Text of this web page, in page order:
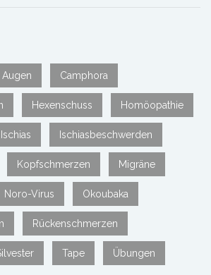
Augen Camphora
Hexenschuss Homöopathie
Ischias Ischiasbeschwerden
Kopfschmerzen Migräne
Noro-Virus Okoubaka
Rückenschmerzen
Tape Übungen